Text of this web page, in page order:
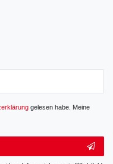
gelesen habe. Meine